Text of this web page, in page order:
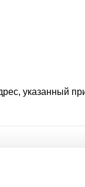
указанный